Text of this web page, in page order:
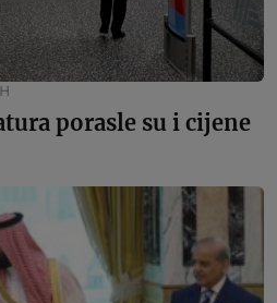
porasle su i cijene